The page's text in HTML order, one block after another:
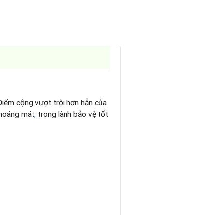
cộng vượt trội hơn hẳn của
mát, trong lành bảo vệ tốt